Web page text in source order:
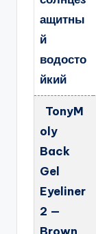
ащитны
й
водосто
йкий
TonyM
oly
Back
Gel
Eyeliner
2 —